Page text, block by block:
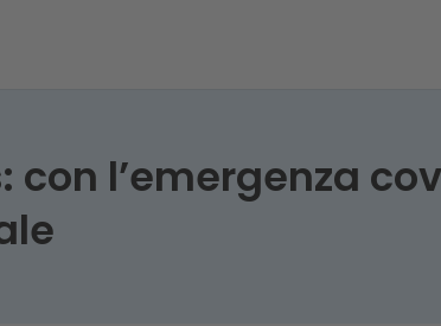
con l’emergenza